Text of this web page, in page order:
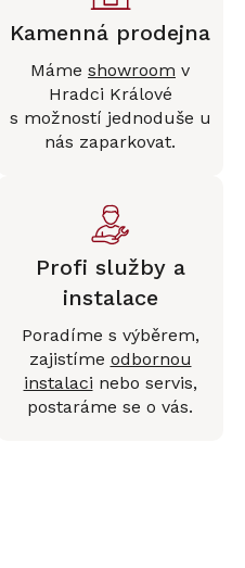
Kamenná prodejna
Máme showroom v
Hradci Králové
s možností jednoduše u
nás zaparkovat.
Profi služby a
instalace
Poradíme s výběrem,
zajistíme odbornou
instalaci nebo servis,
postaráme se o vás.